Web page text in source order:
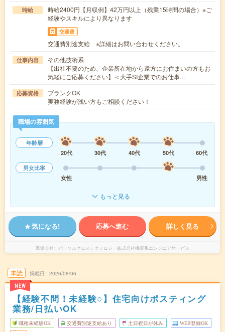
時給
時給2400円【月収例】42万円以上（残業15時間の場合）※ご
経験やスキルにより異なります
交通費
交通費別途支給 ※詳細はお問い合わせください。
仕事内容
その他技術系
【出社不要のため、企業所在地から遠方にお住まいの方もお
気軽にご応募ください】＜大手SI企業でのお仕事…
応募資格
ブランクOK
実務経験が浅い方もご相談ください！
職場の雰囲気
年齢層
20代
30代 40代 50代
60代
男女比率
女性
男性
もっと見る
気になる! 応募へ進む 詳しく見る
派遣会社 パーソルクロステクノロジー株式会社機電系エンジニアサービス
未読
NEW
掲載日 2026/08/06
【経験不問！未経験○】住宅向けポスティング
業務/日払いOK
職種未経験OK 交通費別途支給あり 土日祝日が休み WEB登録OK